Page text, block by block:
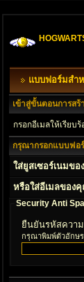
แบบฟอร์มสำ
เข้าสู่ขั้นตอนการสร้
กรอกอีเมลให้เรีย
กรุณากรอกแบบฟอ
ใส่ยูสเซอร์เนมข
หรือใส่อีเมลของ
Security Anti
ยืนยันรหัสควา
กรุณาพิมพ์ตัวอักษ